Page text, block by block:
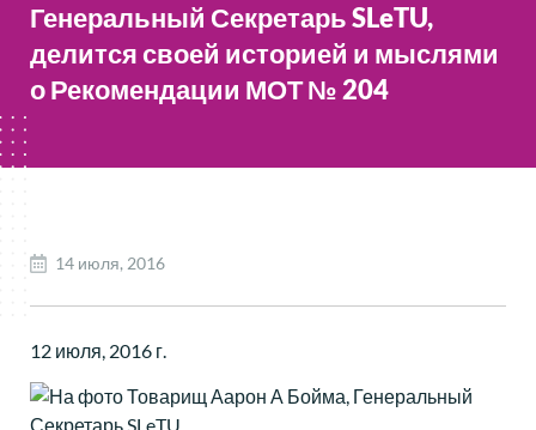
Генеральный Секретарь SLeTU,
делится своей историей и мыслями
о Рекомендации МОТ № 204
14 июля, 2016
12 июля, 2016 г.